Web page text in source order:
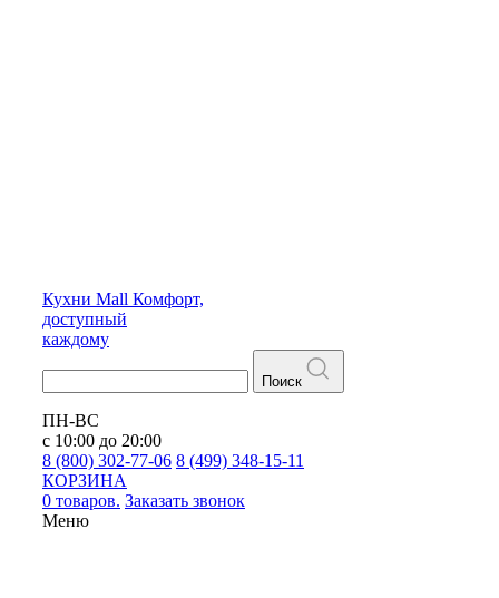
Кухни Mall Комфорт,
доступный
каждому
Поиск
ПН-ВС
с 10:00 до 20:00
8 (800) 302-77-06 8 (499) 348-15-11
КОРЗИНА
0 товаров. Заказать звонок
Меню